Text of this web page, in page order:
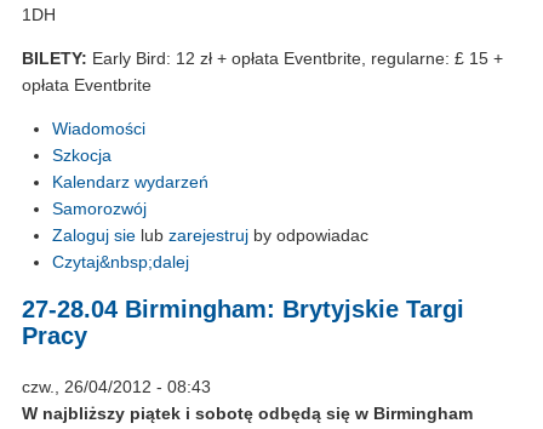
1DH
BILETY: Early Bird: 12 zł + opłata Eventbrite, regularne: £ 15 +
opłata Eventbrite
Wiadomości
Szkocja
Kalendarz wydarzeń
Samorozwój
Zaloguj sie lub zarejestruj by odpowiadac
Czytaj&nbsp;dalej
27-28.04 Birmingham: Brytyjskie Targi
Pracy
czw., 26/04/2012 - 08:43
W najbliższy piątek i sobotę odbędą się w Birmingham